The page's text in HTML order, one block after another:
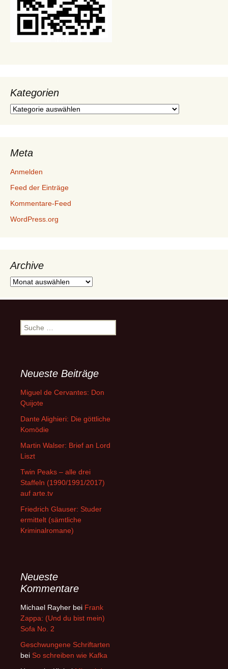
Kategorien
Kategorien
Meta
Anmelden
Feed der Einträge
Kommentare-Feed
WordPress.org
Archive
Archive
Suche
nach:
Neueste Beiträge
Miguel de Cervantes: Don
Quijote
Dante Alighieri: Die göttliche
Komödie
Martin Walser: Brief an Lord
Liszt
Twin Peaks – alle drei
Staffeln (1990/1991/2017)
auf arte.tv
Friedrich Glauser: Studer
ermittelt (sämtliche
Kriminalromane)
Neueste
Kommentare
Michael Rayher bei Frank
Zappa: (Und du bist mein)
Sofa No. 2
Geschwungene Schriftarten
bei So schreiben wie Kafka